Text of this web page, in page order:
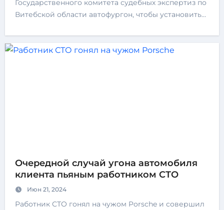
Государственного комитета судебных экспертиз по
Витебской области автофургон, чтобы установить…
Очередной случай угона автомобиля
клиента пьяным работником СТО
Июн 21, 2024
Работник СТО гонял на чужом Porsche и совершил